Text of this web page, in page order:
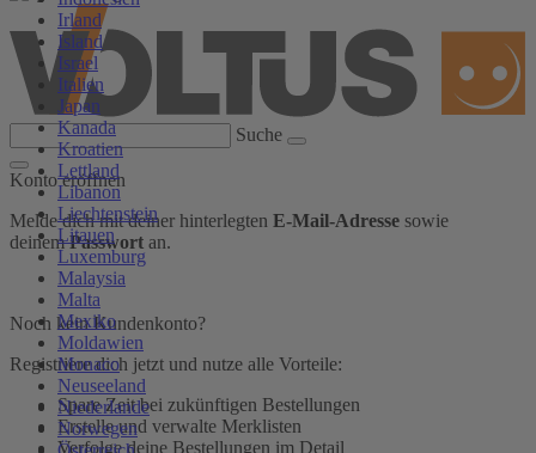
Irland
Island
Israel
Italien
Japan
Kanada
Kroatien
Lettland
Libanon
Liechtenstein
Litauen
Luxemburg
Malaysia
Malta
Mexiko
Moldawien
Monaco
Neuseeland
Niederlande
Norwegen
Suche
Konto eröffnen
Melde dich mit deiner hinterlegten E-Mail-Adresse sowie
deinemPasswort an.
Noch kein Kundenkonto?
Registriere dich jetzt und nutze alle Vorteile:
Spare Zeit bei zukünftigen Bestellungen
Erstelle und verwalte Merklisten
Verfolge deine Bestellungen im Detail